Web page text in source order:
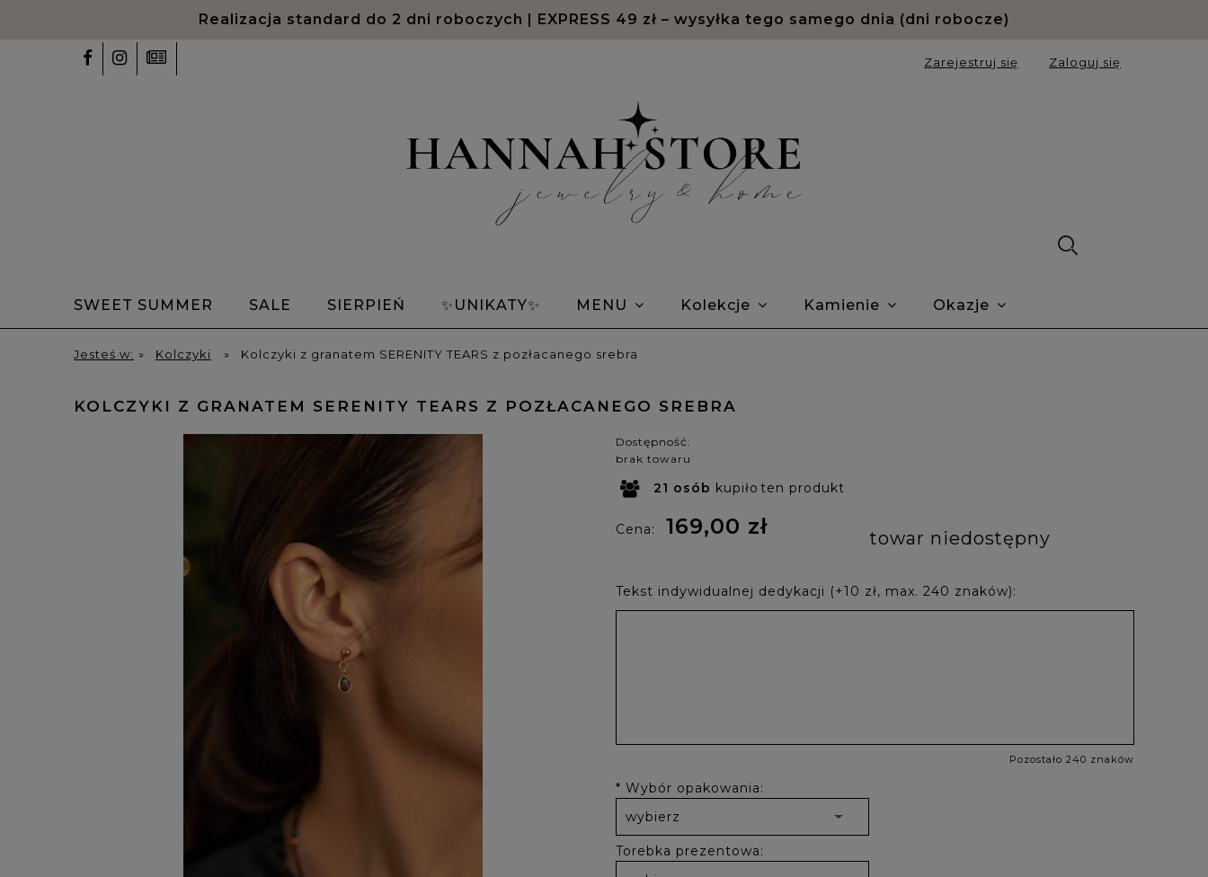
Realizacja standard do 2 dni roboczych | EXPRESS 49 zł – wysyłka tego samego dnia (dni robocze)
Zarejestruj się Zaloguj się
SWEET SUMMER SALE SIERPIEŃ ✨UNIKATY✨ MENU Kolekcje Kamienie Okazje
✨Talizmany✨ Bransoletki z alfabetem Morse'a Bransoletki znaki zodiaku
Jesteś w: » Kolczyki » Kolczyki z granatem SERENITY TEARS z pozłacanego srebra
KOLCZYKI Z GRANATEM SERENITY TEARS Z POZŁACANEGO SREBRA
Dostępność:
brak towaru
21 osób kupiło ten produkt
Cena: 169,00 zł
Tekst indywidualnej dedykacji (+10 zł, max. 240 znaków):
Pozostało 240 znaków
* Wybór opakowania:
Torebka prezentowa:
towar niedostępny